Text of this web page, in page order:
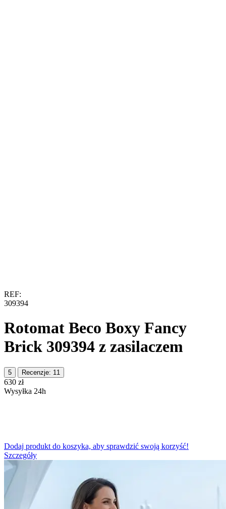
REF:
309394
Rotomat Beco Boxy Fancy
Brick 309394 z zasilaczem
5 Recenzje: 11
‍630‍ zł
Wysyłka 24h
Dodaj produkt do koszyka, aby sprawdzić swoją korzyść!
Szczegóły